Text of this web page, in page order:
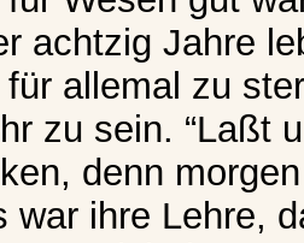
achtzig Jahre
für allemal zu
zu sein. “Laßt
denn
war ihre Lehre,